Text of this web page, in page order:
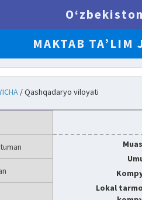
MAKTAB
/ Qashqadaryo viloyati
Lokal